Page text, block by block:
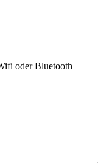
oder Bluetooth